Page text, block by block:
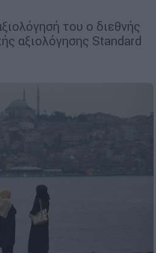
του ο διεθνής
αξιολόγησης Standard